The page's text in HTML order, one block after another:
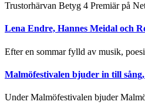
Trustorhärvan Betyg 4 Premiär på
Lena Endre, Hannes Meidal och
Efter en sommar fylld av musik,
Malmöfestivalen bjuder in till
Under Malmöfestivalen bjuder